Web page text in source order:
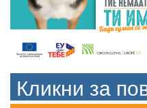
Кликни за